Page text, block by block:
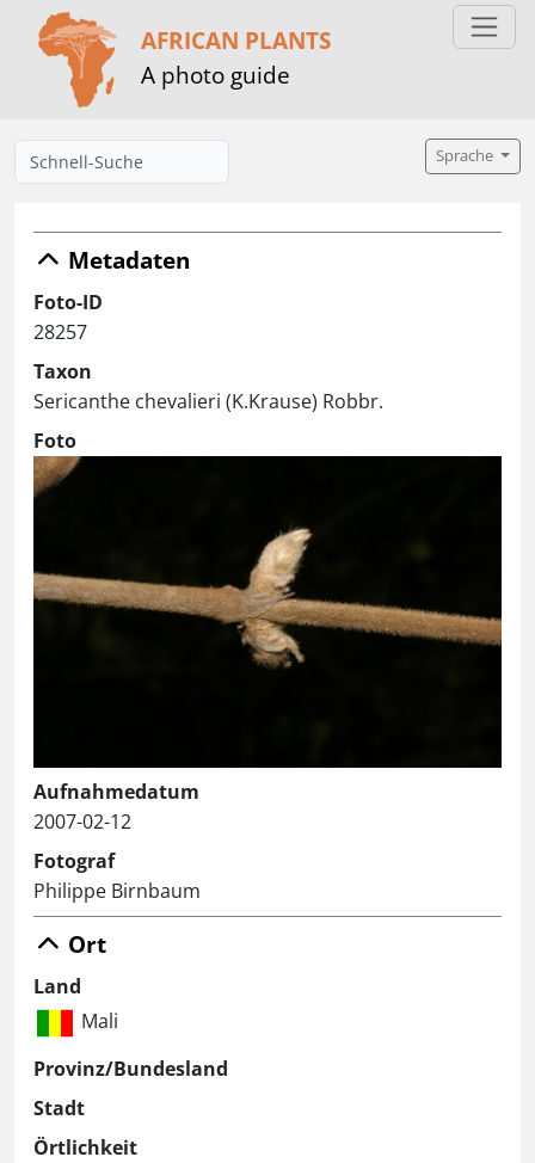
AFRICAN PLANTS
A photo guide
Sprache
Metadaten
Foto-ID
28257
Taxon
Sericanthe chevalieri (K.Krause) Robbr.
Foto
Aufnahmedatum
2007-02-12
Fotograf
Philippe Birnbaum
Ort
Land
Mali
Provinz/Bundesland
Stadt
Örtlichkeit